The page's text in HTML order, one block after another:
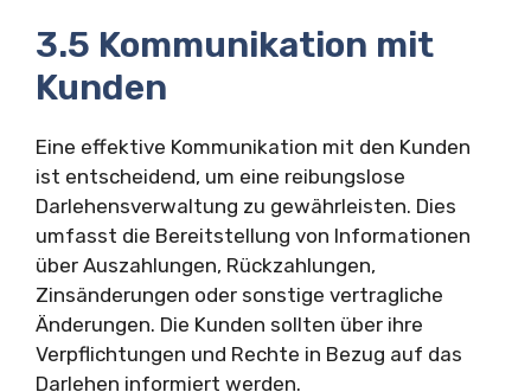
3.5 Kommunikation mit
Kunden
Eine effektive Kommunikation mit den Kunden
ist entscheidend, um eine reibungslose
Darlehensverwaltung zu gewährleisten. Dies
umfasst die Bereitstellung von Informationen
über Auszahlungen, Rückzahlungen,
Zinsänderungen oder sonstige vertragliche
Änderungen. Die Kunden sollten über ihre
Verpflichtungen und Rechte in Bezug auf das
Darlehen informiert werden.